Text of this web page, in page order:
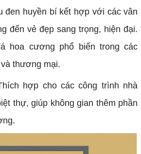
huyền bí kết hợp với các vân
đến vẻ đẹp sang trọng, hiện đại.
hoa cương phổ biến trong các
thương mại.
hợp cho các công trình nhà
thự, giúp không gian thêm phần